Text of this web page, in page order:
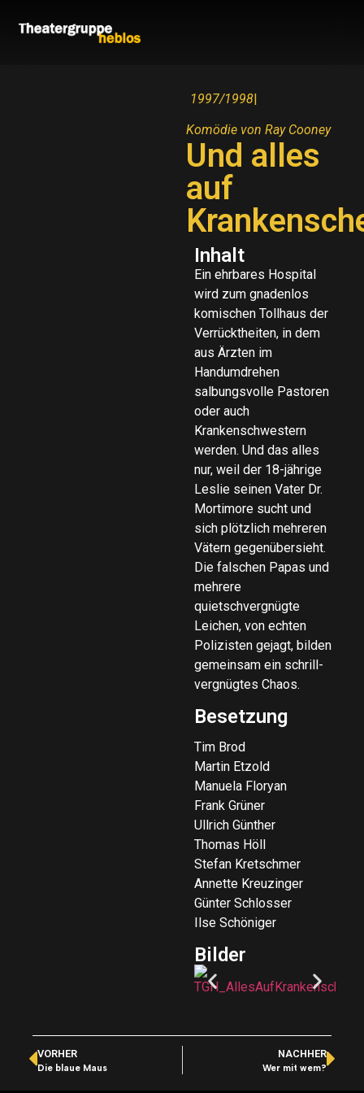
1997/1998|
Komödie von Ray Cooney
Und alles
auf
Inhalt
Ein ehrbares Hospital
wird zum gnadenlos
komischen Tollhaus der
Verrücktheiten, in dem
aus Ärzten im
Handumdrehen
salbungsvolle Pastoren
oder auch
Krankenschwestern
werden. Und das alles
nur, weil der 18-jährige
Leslie seinen Vater Dr.
Mortimore sucht und
sich plötzlich mehreren
Vätern gegenübersieht.
Die falschen Papas und
mehrere
quietschvergnügte
Leichen, von echten
Polizisten gejagt, bilden
gemeinsam ein schrill-
vergnügtes Chaos.
Besetzung
Tim Brod
Martin Etzold
Manuela Floryan
Frank Grüner
Ullrich Günther
Thomas Höll
Stefan Kretschmer
Annette Kreuzinger
Günter Schlosser
Ilse Schöniger
Bilder
VORHER
Die blaue Maus
NACHHER
Wer mit wem?